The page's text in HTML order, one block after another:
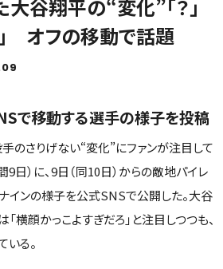
谷翔平の“変化”「？」
」 オフの移動で話題
で移動する選手の様子を投稿
のさりげない“変化”にファンが注目して
9日）に、9日（同10日）からの敵地パイレ
インの様子を公式SNSで公開した。大谷
横顔かっこよすぎだろ」と注目しつつも、
る。